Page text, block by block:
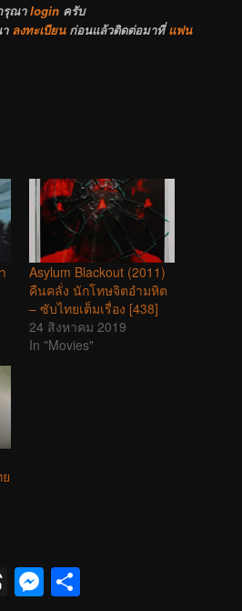
รุณาlogin ครับ
ลงทะเบียนก่อนแล้วติดต่อมาที่แฟน
Asylum Blackout (2011)
คืนคลั่ง นักโทษจิตอำมหิต
– ซับไทยเต็มเรื่อง [438]
24 สิงหาคม 2019
In "Movies"
Threads
Messenger